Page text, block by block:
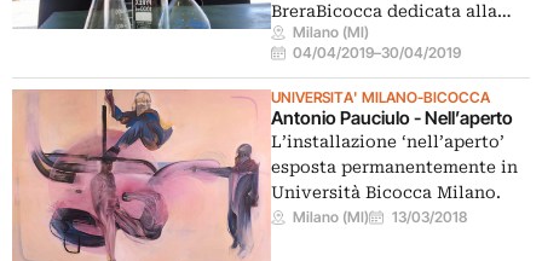
BreraBicocca dedicata alla…
Milano (MI)
04/04/2019–30/04/2019
UNIVERSITA' MILANO-BICOCCA
Antonio Pauciulo - Nell’aperto
L’installazione ‘nell’aperto’
esposta permanentemente in
Università Bicocca Milano.
Milano (MI) 13/03/2018